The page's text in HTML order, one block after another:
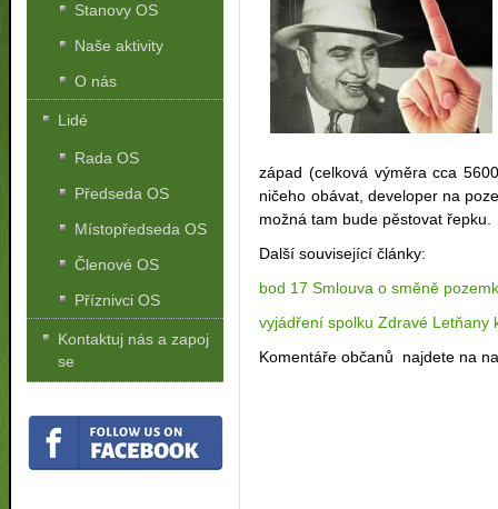
západ (celková výměra cca
ničeho obávat, developer na
možná tam bude pěstovat řepku.
Další související články:
bod 17 Smlouva o směně
vyjádření spolku Zdravé Letňany
Komentáře občanů najdete na
Stanovy OS
Naše aktivity
O nás
Lidé
Rada OS
Předseda OS
Místopředseda OS
Členové OS
Příznivci OS
Kontaktuj nás a zapoj
se